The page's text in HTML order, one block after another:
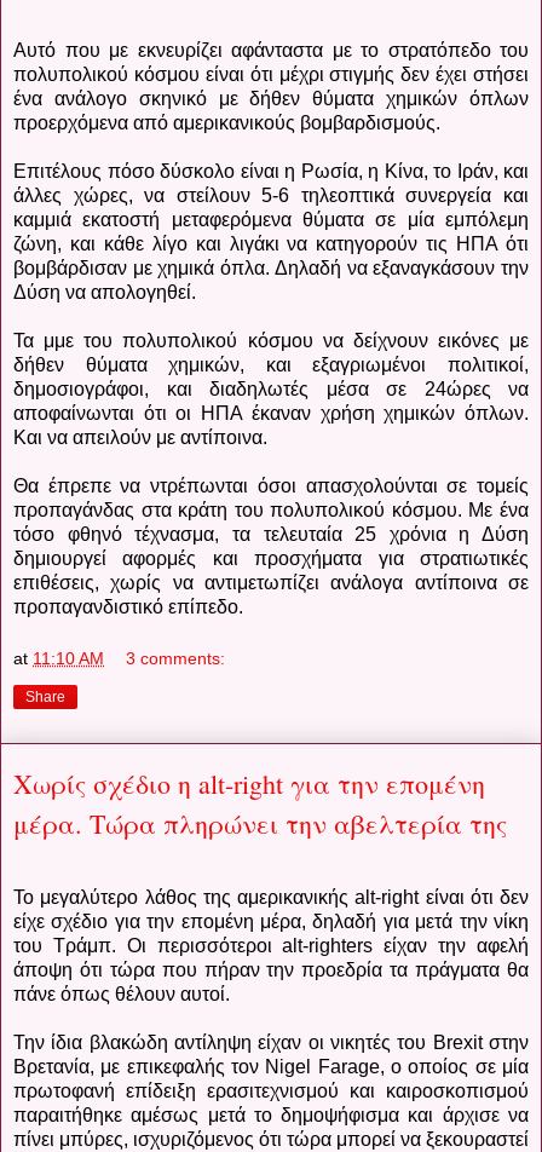
Αυτό που με εκνευρίζει αφάνταστα με το στρατόπεδο του
πολυπολικού κόσμου είναι ότι μέχρι στιγμής δεν έχει στήσει
ένα ανάλογο σκηνικό με δήθεν θύματα χημικών όπλων
προερχόμενα από αμερικανικούς βομβαρδισμούς.
Επιτέλους πόσο δύσκολο είναι η Ρωσία, η Κίνα, το Ιράν, και
άλλες χώρες, να στείλουν 5-6 τηλεοπτικά συνεργεία και
καμμιά εκατοστή μεταφερόμενα θύματα σε μία εμπόλεμη
ζώνη, και κάθε λίγο και λιγάκι να κατηγορούν τις ΗΠΑ ότι
βομβάρδισαν με χημικά όπλα. Δηλαδή να εξαναγκάσουν την
Δύση να απολογηθεί.
Τα μμε του πολυπολικού κόσμου να δείχνουν εικόνες με
δήθεν θύματα χημικών, και εξαγριωμένοι πολιτικοί,
δημοσιογράφοι, και διαδηλωτές μέσα σε 24ώρες να
αποφαίνωνται ότι οι ΗΠΑ έκαναν χρήση χημικών όπλων.
Και να απειλούν με αντίποινα.
Θα έπρεπε να ντρέπωνται όσοι απασχολούνται σε τομείς
προπαγάνδας στα κράτη του πολυπολικού κόσμου. Με ένα
τόσο φθηνό τέχνασμα, τα τελευταία 25 χρόνια η Δύση
δημιουργεί αφορμές και προσχήματα για στρατιωτικές
επιθέσεις, χωρίς να αντιμετωπίζει ανάλογα αντίποινα σε
προπαγανδιστικό επίπεδο.
at 11:10 AM 3 comments:
Share
Χωρίς σχέδιο η alt-right για την επομένη
μέρα. Τώρα πληρώνει την αβελτερία της
Το μεγαλύτερο λάθος της αμερικανικής alt-right είναι ότι δεν
είχε σχέδιο για την επομένη μέρα, δηλαδή για μετά την νίκη
του Τράμπ. Οι περισσότεροι alt-righters είχαν την αφελή
άποψη ότι τώρα που πήραν την προεδρία τα πράγματα θα
πάνε όπως θέλουν αυτοί.
Την ίδια βλακώδη αντίληψη είχαν οι νικητές του Brexit στην
Βρετανία, με επικεφαλής τον Nigel Farage, o οποίος σε μία
πρωτοφανή επίδειξη ερασιτεχνισμού και καιροσκοπισμού
παραιτήθηκε αμέσως μετά το δημοψήφισμα και άρχισε να
πίνει μπύρες, ισχυριζόμενος ότι τώρα μπορεί να ξεκουραστεί